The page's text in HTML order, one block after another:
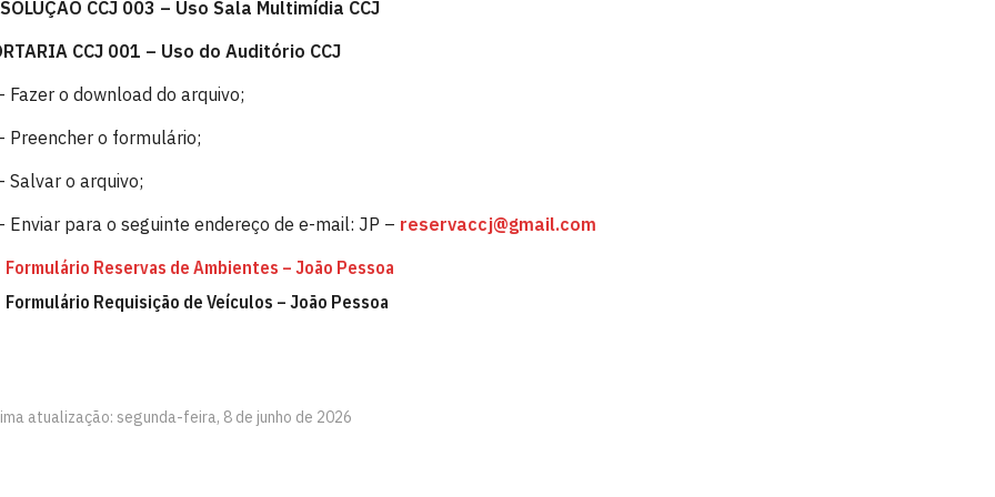
CCJ 003 – Uso Sala Multimídia CCJ
CCJ 001 – Uso do Auditório CCJ
Fazer o download do arquivo;
Preencher o formulário;
Salvar o arquivo;
Enviar para o seguinte endereço de e-mail: JP – reservaccj@gmail.com
Formulário Reservas de Ambientes – João Pessoa
Formulário Requisição de Veículos – João Pessoa
atualização: segunda-feira, 8 de junho de 2026